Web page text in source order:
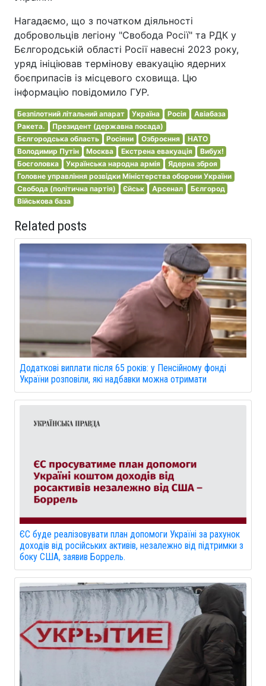
Нагадаємо, що з початком діяльності
добровольців легіону "Свобода Росії" та РДК у
Бєлгородській області Росії навесні 2023 року,
уряд ініціював термінову евакуацію ядерних
боєприпасів із місцевого сховища. Цю
інформацію повідомило ГУР.
Безпілотний літальний апарат Україна Росія
Авіабаза
Ракета.
Президент (державна посада)
Бєлгородська область
Росіяни Озброєння
НАТО
Володимир Путін
Москва Екстрена евакуація
Вибух!
Боєголовка
Українська народна армія
Ядерна зброя
Головне управління розвідки Міністерства оборони України
Свобода (політична партія)
Єйськ Арсенал
Бєлгород
Військова база
Related posts
Додаткові виплати після 65 років: у Пенсійному фонді
України розповіли, які надбавки можна отримати
ЄС буде реалізовувати план допомоги Україні за рахунок
доходів від російських активів, незалежно від підтримки з
боку США, заявив Боррель.